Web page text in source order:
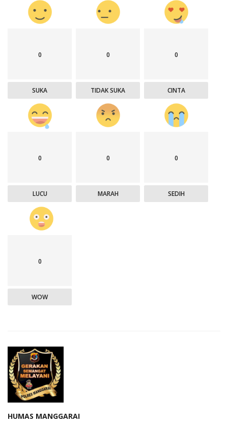
0
SUKA
0
TIDAK SUKA
0
CINTA
0
LUCU
0
MARAH
0
SEDIH
0
WOW
HUMAS MANGGARAI